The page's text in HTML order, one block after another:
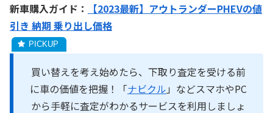
新車購入ガイド：
【2023最新】アウトランダーPHEVの値
引き 納期 乗り出し価格
買い替えを考え始めたら、下取り査定を受ける前
に車の価値を把握！「ナビクル 」などスマホやPC
から手軽に査定がわかるサービスを利用しましょ